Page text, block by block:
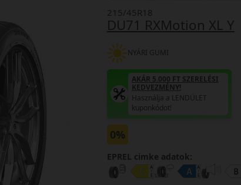
DU71 RXMotion XL Y
215/45R18
NYÁRI GUMI
AKÁR 5.000 FT SZERELÉSI
KEDVEZMÉNY!
Használja a LENDÜLET
kuponkódot!
0%
EPREL cimke adatok: